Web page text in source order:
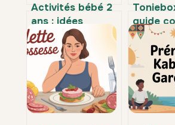
Activités bébé 2
ans : idées
simples pour
l’éveiller au
quotidien
guide
pour
et
lecteur
enfant